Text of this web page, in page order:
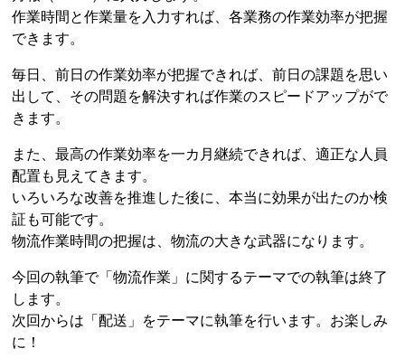
作業時間と作業量を入力すれば、各業務の作業効率が把握
できます。
毎日、前日の作業効率が把握できれば、前日の課題を思い
出して、その問題を解決すれば作業のスピードアップがで
きます。
また、最高の作業効率を一カ月継続できれば、適正な人員
配置も見えてきます。
いろいろな改善を推進した後に、本当に効果が出たのか検
証も可能です。
物流作業時間の把握は、物流の大きな武器になります。
今回の執筆で「物流作業」に関するテーマでの執筆は終了
します。
次回からは「配送」をテーマに執筆を行います。お楽しみ
に！